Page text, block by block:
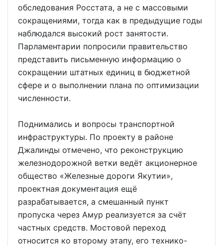
обследования Росстата, а не с массовыми
сокращениями, тогда как в предыдущие годы
наблюдался высокий рост занятости.
Парламентарии попросили правительство
представить письменную информацию о
сокращении штатных единиц в бюджетной
сфере и о выполнении плана по оптимизации
численности.
Поднимались и вопросы транспортной
инфраструктуры. По проекту в районе
Джалинды отмечено, что реконструкцию
железнодорожной ветки ведёт акционерное
общество «Железные дороги Якутии»,
проектная документация ещё
разрабатывается, а смешанный пункт
пропуска через Амур реализуется за счёт
частных средств. Мостовой переход
относится ко второму этапу, его технико-